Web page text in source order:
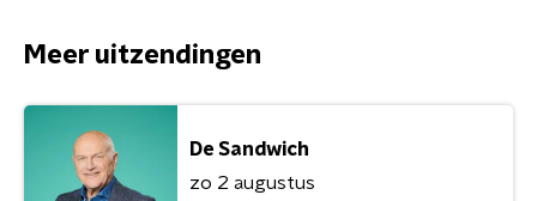
Meer uitzendingen
De Sandwich
zo 2 augustus